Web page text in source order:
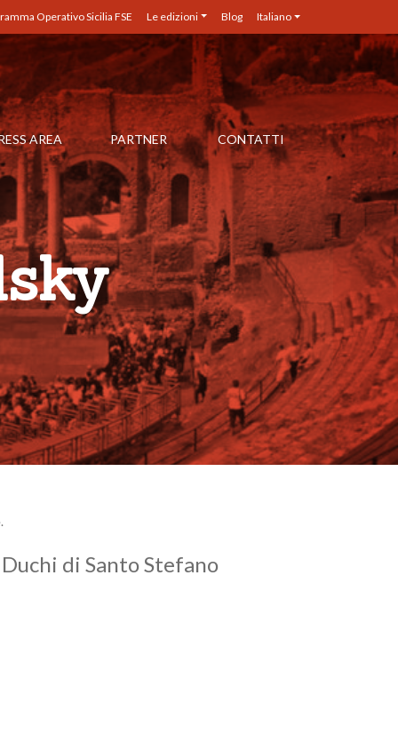
Operativo Sicilia FSE Le edizioni Blog Italiano
AREA PARTNER CONTATTI
di Santo Stefano